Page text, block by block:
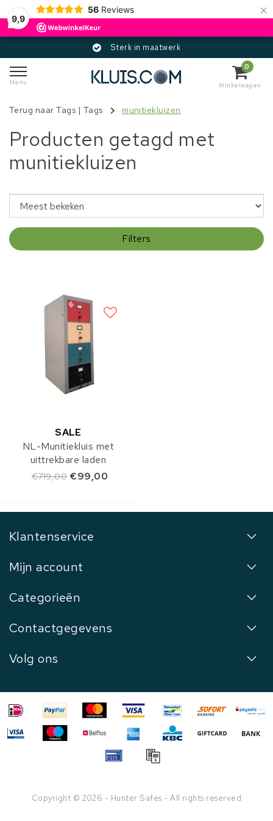
9,9
56 Reviews ×
Sterk in maatwerk
Menu
0
Winkelwagen
Terug naar Tags | Tags munitiekluizen
Producten getagd met
munitiekluizen
Filters
SALE
NL-Munitiekluis met
uittrekbare laden
€719,00 €99,00
Klantenservice
Mijn account
Categorieën
Contactgegevens
Volg ons
Copyright © 2026 - Hunter Safes - All rights reserved